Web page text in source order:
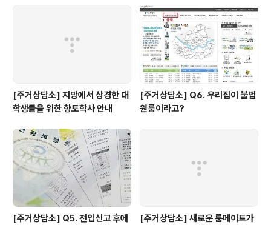
달팽이집 4호) - 2차 : 9월 9일(토) 오후 3시(서울시 중구
남대문로 9길 39 부림빌딩 2층 NPO지원센터, 받다(교육
장2) -3차 : 9월 14일(목) 저녁 7시 30분(성북구..
[주거상담소] 지방에서 상경한 대
학생들을 위한 향토학사 안내
[주거상담소] Q6. 우리집이 불법
원룸이라고?
[주거상담소] Q5. 전입신고 후에
[주거상담소] 새로운 룸메이트가